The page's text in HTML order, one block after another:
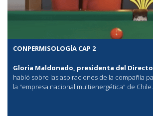
CONPERMISOLOGÍA CAP 2
Gloria Maldonado, presidenta del
habló sobre las aspiraciones de la compañía
la "empresa nacional multienergética" de Chile.